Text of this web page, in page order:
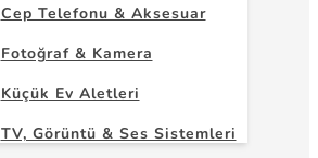
Cep Telefonu & Aksesuar
Fotoğraf & Kamera
Küçük Ev Aletleri
TV, Görüntü & Ses Sistemleri